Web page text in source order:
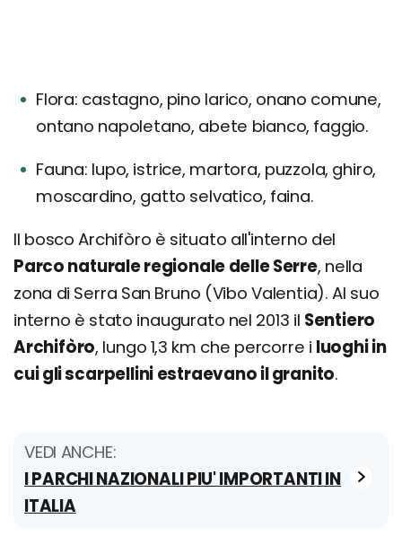
Flora: castagno, pino larico, onano comune,
ontano napoletano, abete bianco, faggio.
Fauna: lupo, istrice, martora, puzzola, ghiro,
moscardino, gatto selvatico, faina.
Il bosco Archifòro è situato all'interno del
Parco naturale regionale delle Serre, nella
zona di Serra San Bruno (Vibo Valentia). Al suo
interno è stato inaugurato nel 2013 il Sentiero
Archifòro, lungo 1,3 km che percorre i luoghi in
cui gli scarpellini estraevano il granito.
VEDI ANCHE:
I PARCHI NAZIONALI PIU' IMPORTANTI IN
ITALIA